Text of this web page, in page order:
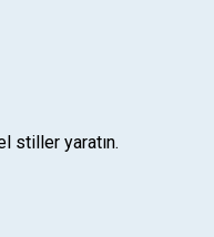
stiller yaratın.